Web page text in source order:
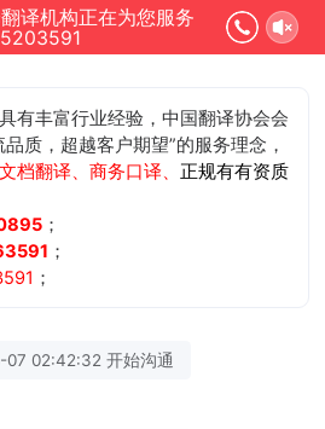
译机构正在为您服务
有丰富行业经验，中国翻译协会会
质，超越客户期望”的服务理念，
档翻译、商务口译、 正规有有资质
；
；
；
07 02:42:32 开始沟通